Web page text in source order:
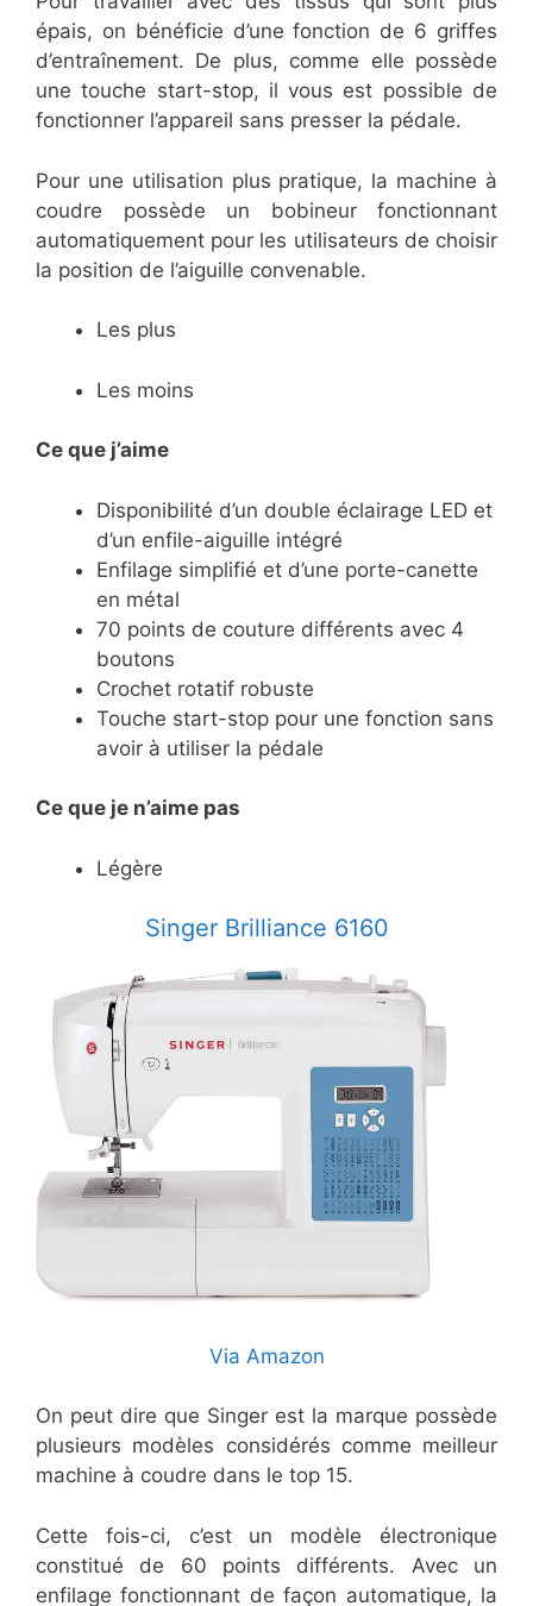
épais, on bénéficie d’une fonction de 6 griffes
d’entraînement. De plus, comme elle possède
une touche start-stop, il vous est possible de
fonctionner l’appareil sans presser la pédale.
Pour une utilisation plus pratique, la machine à
coudre possède un bobineur fonctionnant
automatiquement pour les utilisateurs de choisir
la position de l’aiguille convenable.
Les plus
Les moins
Ce que j’aime
Disponibilité d’un double éclairage LED et
d’un enfile-aiguille intégré
Enfilage simplifié et d’une porte-canette
en métal
70 points de couture différents avec 4
boutons
Crochet rotatif robuste
Touche start-stop pour une fonction sans
avoir à utiliser la pédale
Ce que je n’aime pas
Légère
Singer Brilliance 6160
Via Amazon
On peut dire que Singer est la marque possède
plusieurs modèles considérés comme meilleur
machine à coudre dans le top 15.
Cette fois-ci, c’est un modèle électronique
constitué de 60 points différents. Avec un
enfilage fonctionnant de façon automatique, la